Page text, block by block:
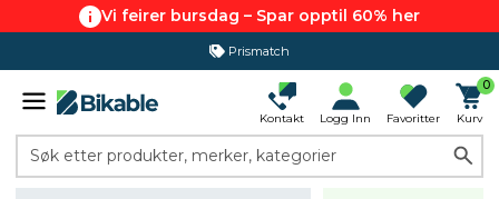
Vi feirer bursdag – Spar opptil 60% her
Prismatch
Kontakt Logg Inn Favoritter
0
Kurv
Søk etter produkter, merker, kategorier